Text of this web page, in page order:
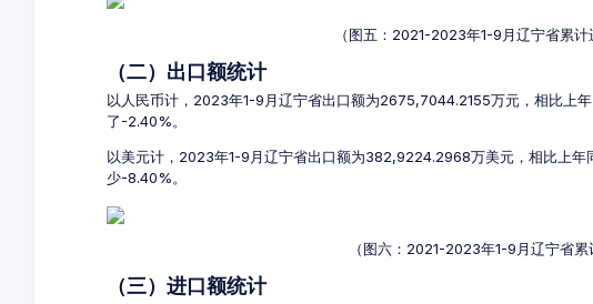
（图五：2021-2023年1-9月辽宁省累计
（二）出口额统计
以人民币计，2023年1-9月辽宁省出口额为2675,7044.2155万元，相比上
了-2.40%。
以美元计，2023年1-9月辽宁省出口额为382,9224.2968万美元，相比上
少-8.40%。
（图六：2021-2023年1-9月辽宁省累
（三）进口额统计